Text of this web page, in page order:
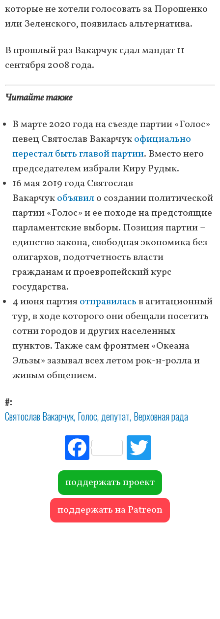
которые не хотели голосовать за Порошенко
или Зеленского, появилась альтернатива.
В прошлый раз Вакарчук сдал мандат 11
сентября 2008 года.
Читайте также
В марте 2020 года на съезде партии «Голос»
певец Святослав Вакарчукофициально
перестал быть главой партии. Вместо него
председателем избрали Киру Рудык.
16 мая 2019 года Святослав
Вакарчукобъявило создании политической
партии «Голос» и ее походе на предстоящие
парламентские выборы. Позиция партии –
единство закона, свободная экономика без
олигархов, подотчетность власти
гражданам и проевропейский курс
государства.
4 июня партияотправиласьв агитационный
тур, в ходе которого они обещали посетить
сотни городов и других населенных
пунктов. Также сам фронтмен «Океана
Эльзы» зазывал всех летом рок-н-ролла и
живым общением.
#
Святослав Вакарчук Голос депутат Верховная рада
Fac
ebo
ok r
поддержать проект
поддержать на Patreon